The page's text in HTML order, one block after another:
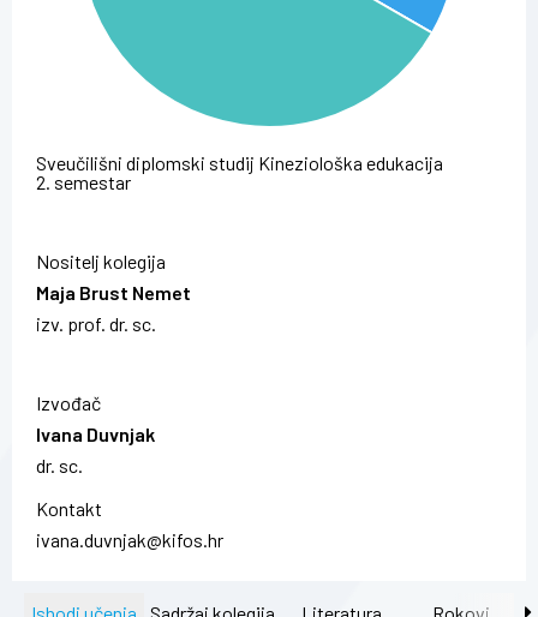
Sveučilišni diplomski studij Kineziološka edukacija
2. semestar
Nositelj kolegija
Maja Brust Nemet
izv. prof. dr. sc.
Izvođač
Ivana Duvnjak
dr. sc.
Kontakt
ivana.duvnjak@kifos.hr